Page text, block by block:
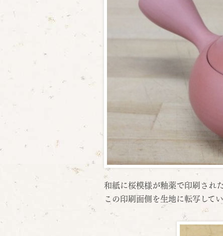
和紙に桜模様が釉薬で印刷され
この印刷面側を生地に転写してい